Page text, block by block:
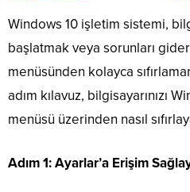
Windows 10 işletim sistemi,
başlatmak veya sorunları
menüsünden kolayca
adım kılavuz, bilgisayarınızı
menüsü üzerinden nasıl
Adım 1: Ayarlar’a Erişim